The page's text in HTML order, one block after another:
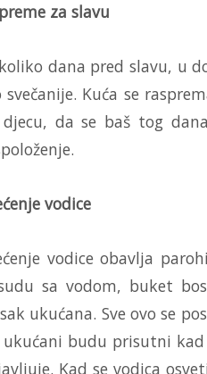
za slavu
dana pred slavu, u
svečanije. Kuća se
da se baš tog
vodice
vodice obavlja
sa vodom, buket
ukućana. Sve ovo se
ukućani budu prisutni kad
Kad se vodica